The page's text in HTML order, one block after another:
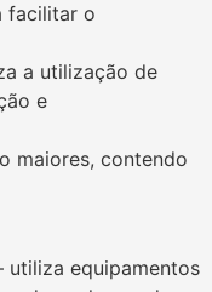
facilitar o
a utilização de
e
maiores, contendo
utiliza equipamentos